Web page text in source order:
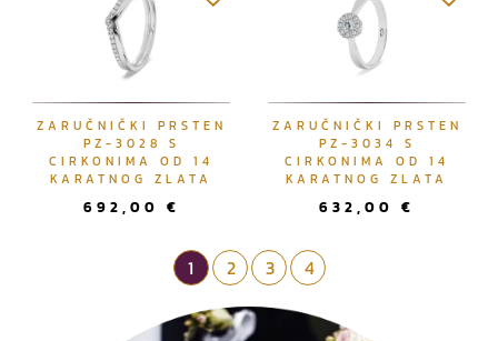
ZARUČNIČKI PRSTEN
PZ-3028 S
CIRKONIMA OD 14
KARATNOG ZLATA
692,00 €
ZARUČNIČKI PRSTEN
PZ-3034 S
CIRKONIMA OD 14
KARATNOG ZLATA
632,00 €
Current Page
1 Page
2 Page
3 Page
4